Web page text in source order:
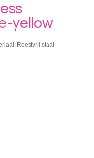
yellow
Roestvrij staal